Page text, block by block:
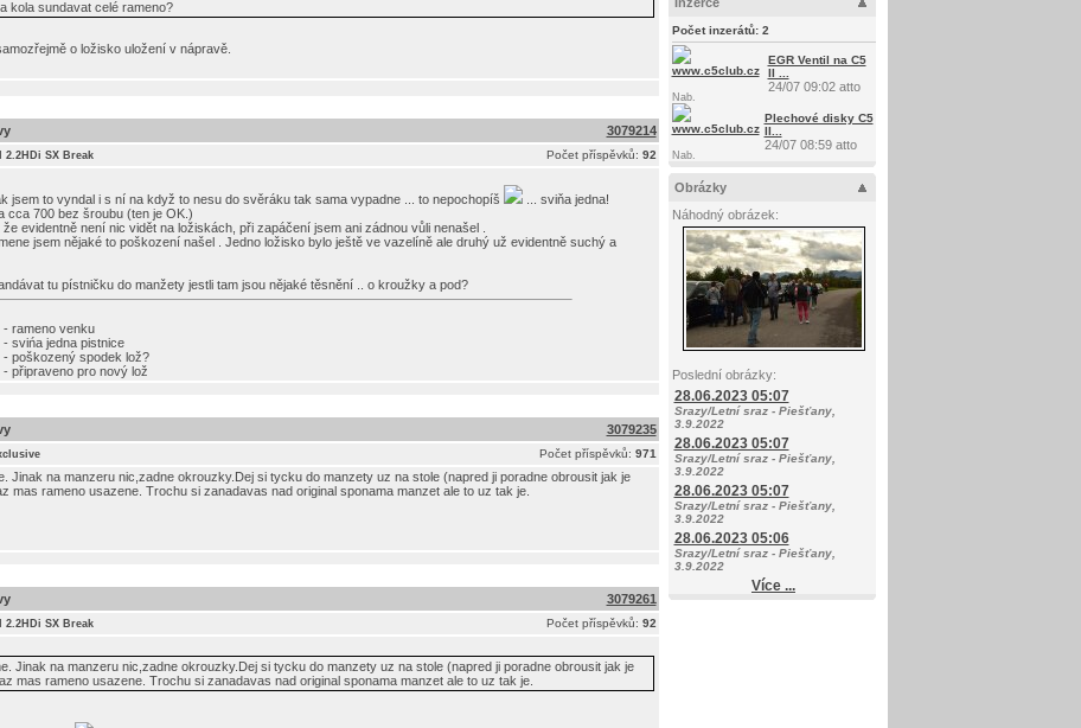
kola sundavat celé rameno?
o ložisko uložení v nápravě.
3079214
2.2HDi SX Break Počet příspěvků: 92
jsem to vyndal i s ní na když to nesu do svěráku tak sama vypadne ... to nepochopíš
... sviňa jedna!
cca 700 bez šroubu (ten je OK.)
evidentně není nic vidět na ložiskách, při zapáčení jsem ani zádnou vůli nenašel .
jsem nějaké to poškození našel . Jedno ložisko bylo ještě ve vazelíně ale druhý už evidentně suchý a
tu pístničku do manžety jestli tam jsou nějaké těsnění .. o kroužky a pod?
- rameno venku
svińa jedna pistnice
- poškozený spodek lož?
připraveno pro nový lož
3079235
Počet příspěvků: 971
Jinak na manzeru nic,zadne okrouzky.Dej si tycku do manzety uz na stole (napred ji poradne obrousit jak je
mas rameno usazene. Trochu si zanadavas nad original sponama manzet ale to uz tak je.
3079261
2.2HDi SX Break Počet příspěvků: 92
Jinak na manzeru nic,zadne okrouzky.Dej si tycku do manzety uz na stole (napred ji poradne obrousit jak je
mas rameno usazene. Trochu si zanadavas nad original sponama manzet ale to uz tak je.
Počet inzerátů: 2
Nab.
EGR Ventil na C5
II ...
24/07 09:02 atto
Nab.
Plechové disky C5
II...
24/07 08:59 atto
Obrázky
Náhodný obrázek:
Poslední obrázky:
28.06.2023 05:07
Srazy/Letní sraz - Piešťany,
3.9.2022
28.06.2023 05:07
Srazy/Letní sraz - Piešťany,
3.9.2022
28.06.2023 05:07
Srazy/Letní sraz - Piešťany,
3.9.2022
28.06.2023 05:06
Srazy/Letní sraz - Piešťany,
3.9.2022
Více ...